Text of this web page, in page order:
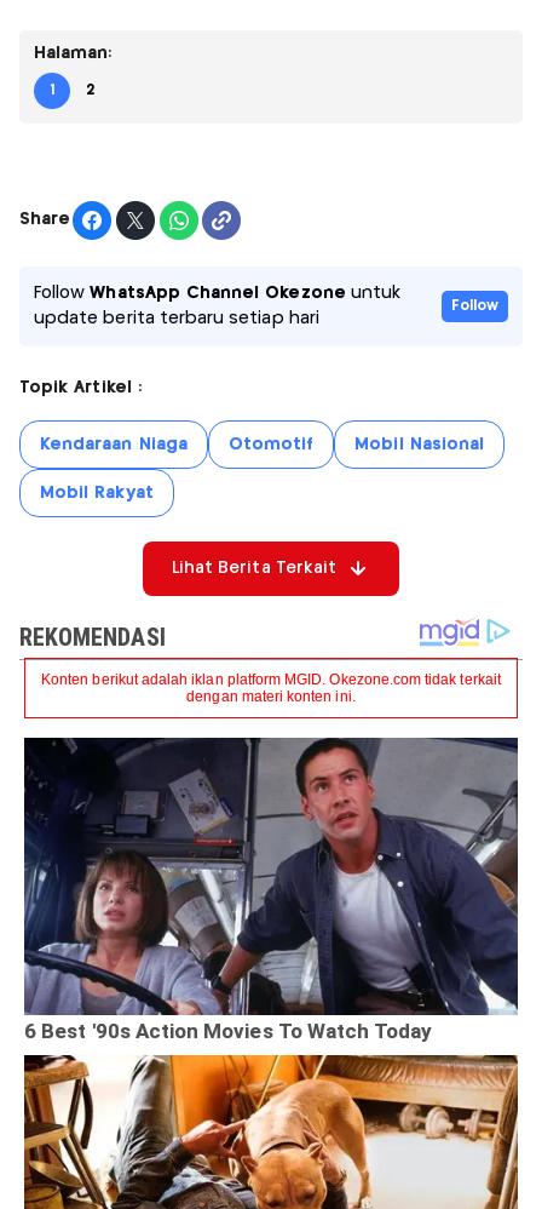
Halaman:
1 2
Share
FollowWhatsApp Channel Okezone untuk
update berita terbaru setiap hari
Follow
Topik Artikel :
Kendaraan Niaga Otomotif Mobil Nasional
Mobil Rakyat
Lihat Berita Terkait